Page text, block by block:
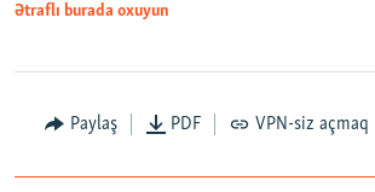
Ətraflı burada oxuyun
Paylaş PDF VPN-siz açmaq